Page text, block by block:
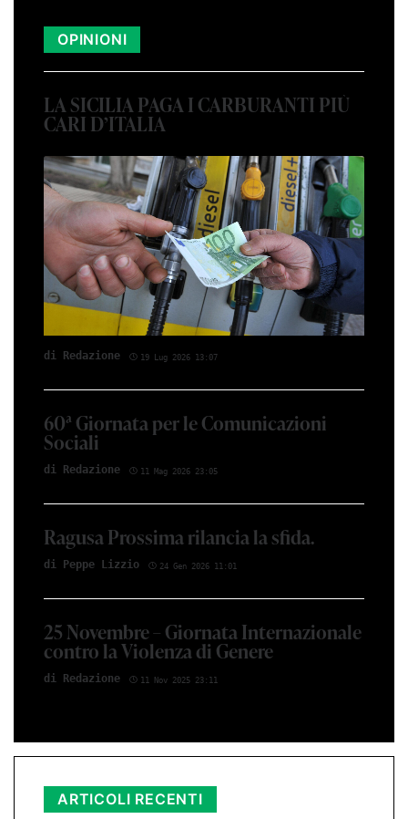
OPINIONI
LA SICILIA PAGA I CARBURANTI PIÙ
CARI D’ITALIA
di Redazione 19 Lug 2026 13:07
60ª Giornata per le Comunicazioni
Sociali
di Redazione 11 Mag 2026 23:05
Ragusa Prossima rilancia la sfida.
di Peppe Lizzio 24 Gen 2026 11:01
25 Novembre – Giornata Internazionale
contro la Violenza di Genere
di Redazione 11 Nov 2025 23:11
ARTICOLI RECENTI